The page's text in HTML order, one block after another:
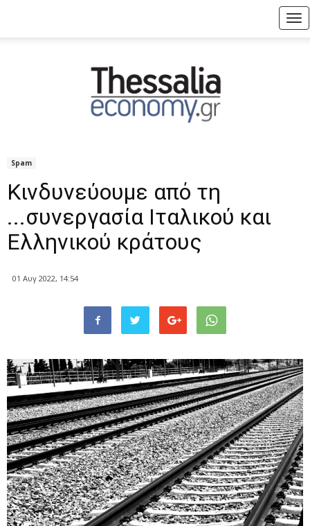
Spam
Κινδυνεύουμε από τη
...συνεργασία Ιταλικού και
Ελληνικού κράτους
01 Αυγ 2022, 14:54